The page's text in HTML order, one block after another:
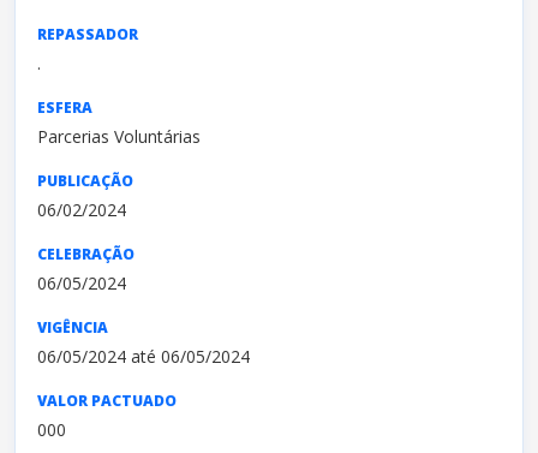
REPASSADOR
.
ESFERA
Parcerias Voluntárias
PUBLICAÇÃO
06/02/2024
CELEBRAÇÃO
06/05/2024
VIGÊNCIA
06/05/2024 até 06/05/2024
VALOR PACTUADO
000